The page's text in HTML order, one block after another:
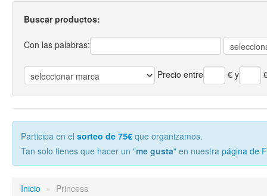
Buscar productos:
Con las palabras:
Precio entre €y
Participa en el sorteo de 75€ que organizamos.
Tan solo tienes que hacer un "me gusta" en nuestra página de
Inicio » Princess